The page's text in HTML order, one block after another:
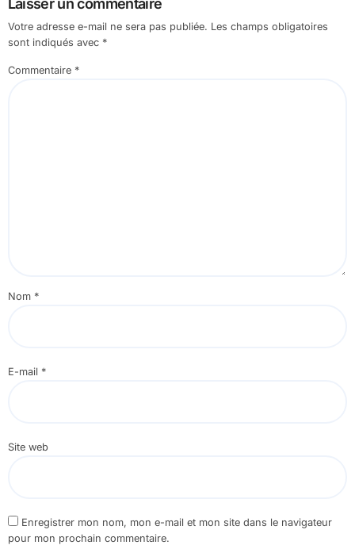
Laisser un commentaire
Votre adresse e-mail ne sera pas publiée. Les champs obligatoires
sont indiqués avec *
Commentaire *
Nom *
E-mail *
Site web
Enregistrer mon nom, mon e-mail et mon site dans le navigateur
pour mon prochain commentaire.